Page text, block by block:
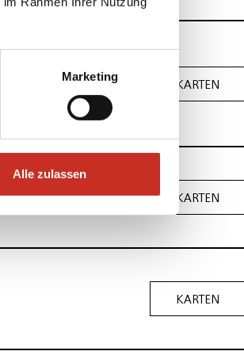
Marketing
Alle zulassen
nach dem
KARTEN
KARTEN
KARTEN